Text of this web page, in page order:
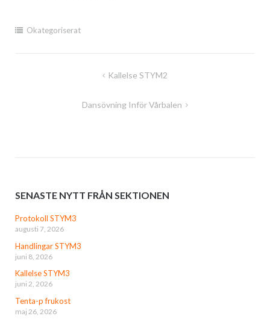
Okategoriserat
InläggsnavigeringKallelse STYM2
Dansövning Inför Vårbalen
SENASTE NYTT FRÅN SEKTIONEN
Protokoll STYM3
augusti 7, 2026
Handlingar STYM3
juni 8, 2026
Kallelse STYM3
juni 2, 2026
Tenta-p frukost
maj 26, 2026